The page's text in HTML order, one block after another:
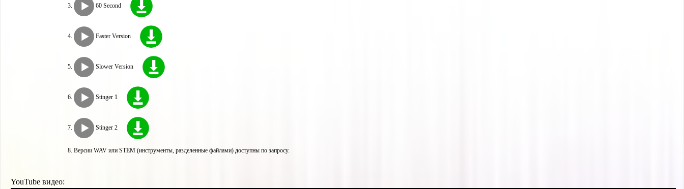
60 Second
Faster Version
Slower Version
Stinger 1
Stinger 2
Версии WAV или STEM (инструменты, разделенные файлами) доступны по запросу.
YouTube видео: